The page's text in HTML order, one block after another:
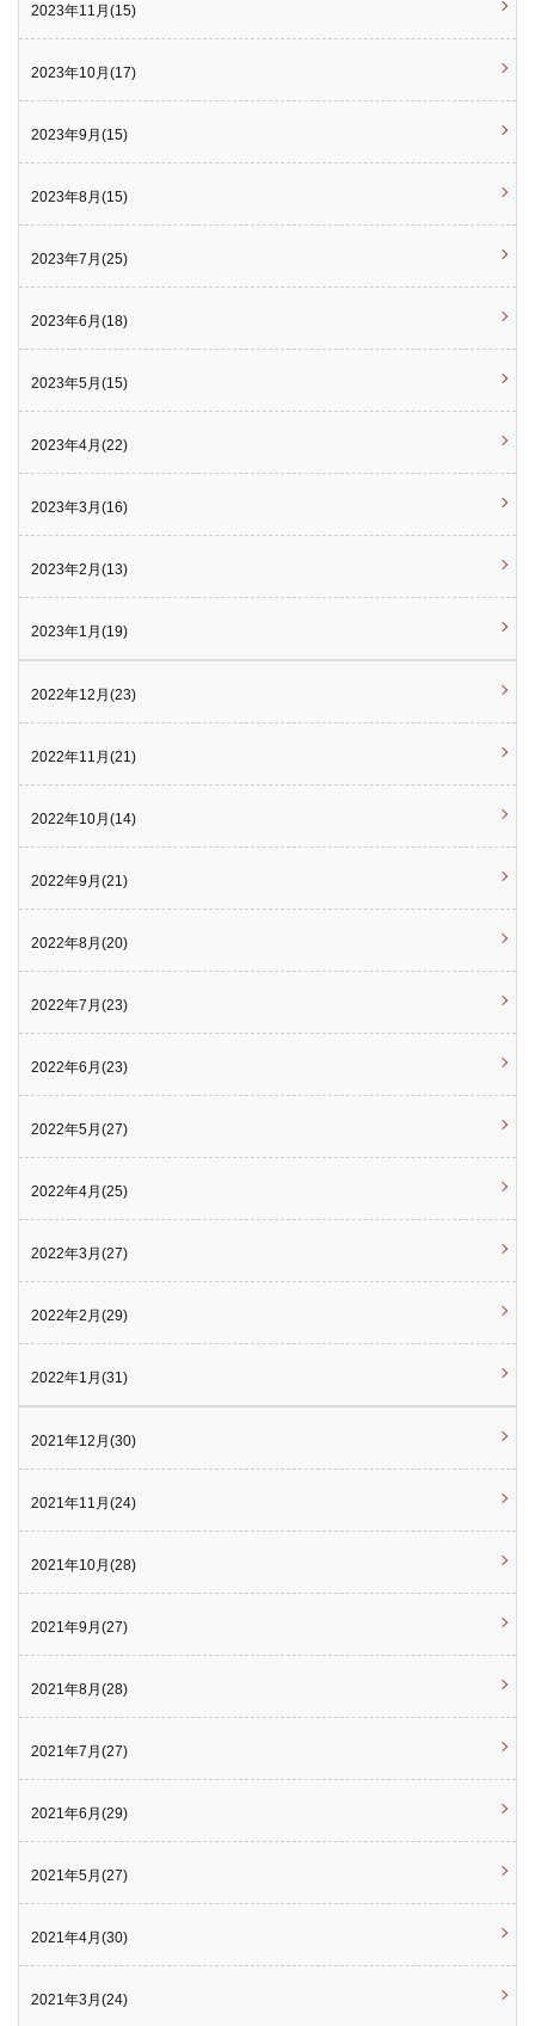
2023年11月(15)
2023年10月(17)
2023年9月(15)
2023年8月(15)
2023年7月(25)
2023年6月(18)
2023年5月(15)
2023年4月(22)
2023年3月(16)
2023年2月(13)
2023年1月(19)
2022年12月(23)
2022年11月(21)
2022年10月(14)
2022年9月(21)
2022年8月(20)
2022年7月(23)
2022年6月(23)
2022年5月(27)
2022年4月(25)
2022年3月(27)
2022年2月(29)
2022年1月(31)
2021年12月(30)
2021年11月(24)
2021年10月(28)
2021年9月(27)
2021年8月(28)
2021年7月(27)
2021年6月(29)
2021年5月(27)
2021年4月(30)
2021年3月(24)